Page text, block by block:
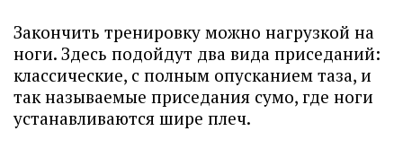
Закончить тренировку можно нагрузкой на
ноги. Здесь подойдут два вида приседаний:
классические, с полным опусканием таза, и
так называемые приседания сумо, где ноги
устанавливаются шире плеч.